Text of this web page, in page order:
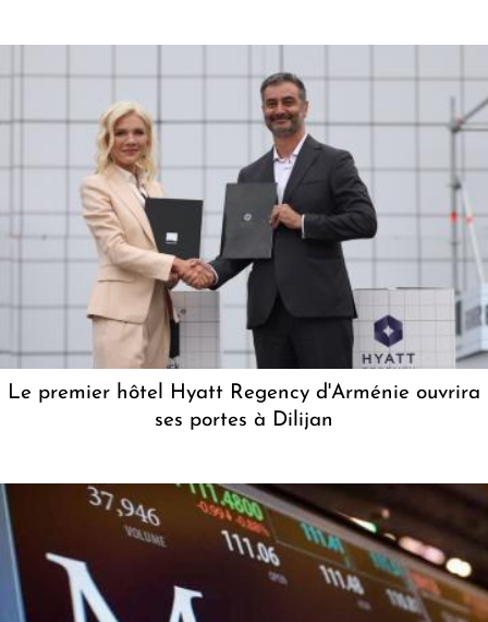
Le premier hôtel Hyatt Regency d'Arménie ouvrira
ses portes à Dilijan